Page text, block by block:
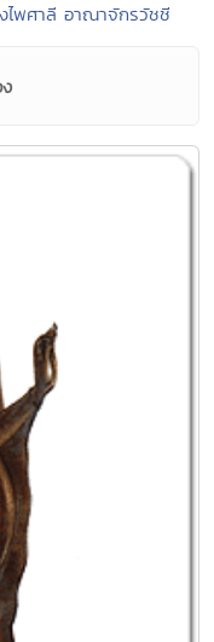
พศาลี อาณาจักรวัชชี